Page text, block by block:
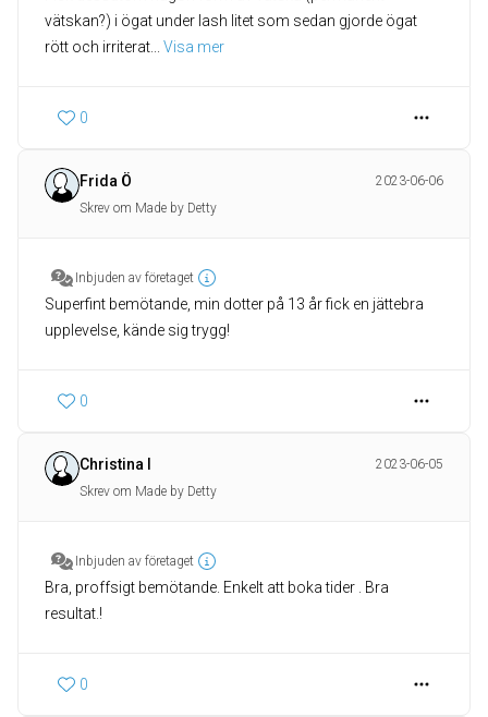
vätskan?) i ögat under lash litet som sedan gjorde ögat
rött och irriterat
Visa mer
0
Frida Ö
2023-06-06
Skrev om Made by Detty
Inbjuden av företaget
Superfint bemötande, min dotter på 13 år fick en jättebra
upplevelse, kände sig trygg!
0
Christina I
2023-06-05
Skrev om Made by Detty
Inbjuden av företaget
Bra, proffsigt bemötande. Enkelt att boka tider . Bra
resultat.!
0